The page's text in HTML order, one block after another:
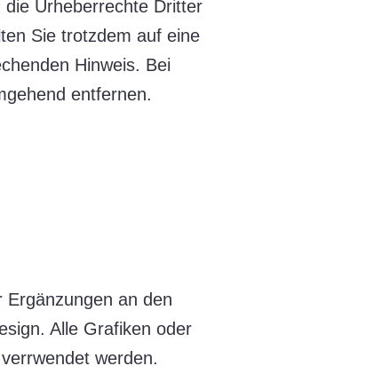
Urheberrechte Dritter
Sie trotzdem auf eine
Hinweis. Bei
entfernen.
Ergänzungen an den
Alle Grafiken oder
werden.